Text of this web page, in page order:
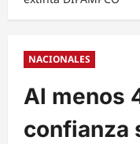
NACIONALES
Al menos
confianza